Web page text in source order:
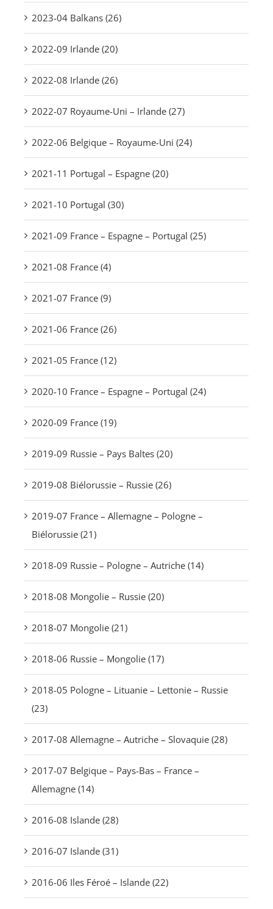
2023-04 Balkans (26)
2022-09 Irlande (20)
2022-08 Irlande (26)
2022-07 Royaume-Uni – Irlande (27)
2022-06 Belgique – Royaume-Uni (24)
2021-11 Portugal – Espagne (20)
2021-10 Portugal (30)
2021-09 France – Espagne – Portugal (25)
2021-08 France (4)
2021-07 France (9)
2021-06 France (26)
2021-05 France (12)
2020-10 France – Espagne – Portugal (24)
2020-09 France (19)
2019-09 Russie – Pays Baltes (20)
2019-08 Biélorussie – Russie (26)
2019-07 France – Allemagne – Pologne –
Biélorussie (21)
2018-09 Russie – Pologne – Autriche (14)
2018-08 Mongolie – Russie (20)
2018-07 Mongolie (21)
2018-06 Russie – Mongolie (17)
2018-05 Pologne – Lituanie – Lettonie – Russie
(23)
2017-08 Allemagne – Autriche – Slovaquie (28)
2017-07 Belgique – Pays-Bas – France –
Allemagne (14)
2016-08 Islande (28)
2016-07 Islande (31)
2016-06 Iles Féroé – Islande (22)